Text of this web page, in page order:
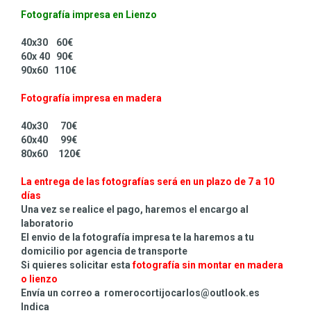
Fotografía impresa en Lienzo
40x30 60€
60x 40 90€
90x60 110€
Fotografía impresa en madera
40x30 70€
60x40 99€
80x60 120€
La entrega de las fotografías será en un plazo de 7 a 10
días
Una vez se realice el pago, haremos el encargo al
laboratorio
El envio de la fotografía impresa te la haremos a tu
domicilio por agencia de transporte
Si quieres solicitar estafotografía sin montar en madera
o lienzo
Envía un correo a romerocortijocarlos@outlook.es
Indica